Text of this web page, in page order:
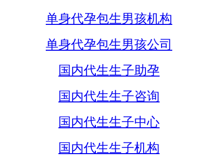
单身代孕包生男孩机构
单身代孕包生男孩公司
国内代生生子助孕
国内代生生子咨询
国内代生生子中心
国内代生生子机构